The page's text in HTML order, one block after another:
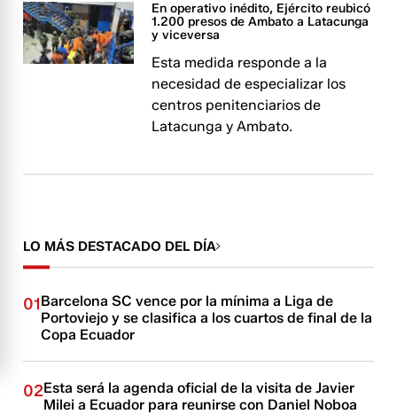
En operativo inédito, Ejército reubicó
1.200 presos de Ambato a Latacunga
y viceversa
Esta medida responde a la
necesidad de especializar los
centros penitenciarios de
Latacunga y Ambato.
LO MÁS DESTACADO DEL DÍA
01Barcelona SC vence por la mínima a Liga de
Portoviejo y se clasifica a los cuartos de final de la
Copa Ecuador
02Esta será la agenda oficial de la visita de Javier
Milei a Ecuador para reunirse con Daniel Noboa